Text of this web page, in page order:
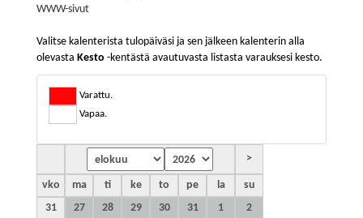
WWW-sivut
Valitse kalenterista tulopäiväsi ja sen jälkeen kalenterin alla
olevasta Kesto -kentästä avautuvasta listasta varauksesi kesto.
Varattu.
Vapaa.
>
vko ma ti ke to pe la
su
31
27 28 29 30 31 1
2